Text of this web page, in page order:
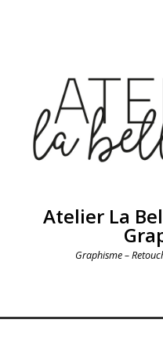
Atelier La
Graphisme –